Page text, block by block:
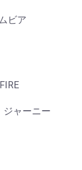
ビア
ジャーニー